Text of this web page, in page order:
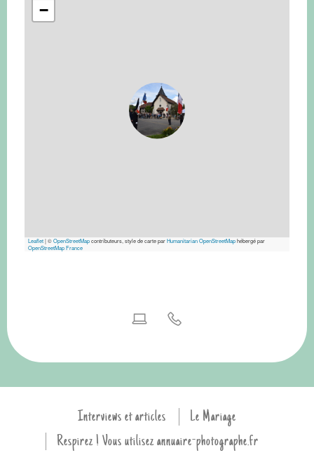
−
Leaflet|©OpenStreetMapcontributeurs, style de carte parHumanitarian OpenStreetMaphébergé par
OpenStreetMap France
Interviews et articles
Le Mariage
Respirez ! Vous utilisez annuaire-photographe.fr